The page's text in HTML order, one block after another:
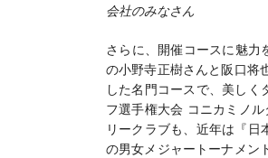
会社のみなさん
さらに、開催コースに魅力
の小野寺正樹さんと阪口将
した名門コースで、美し
フ選手権大会 コニカミノ
リークラブも、近年は『
の男女メジャートーナメン